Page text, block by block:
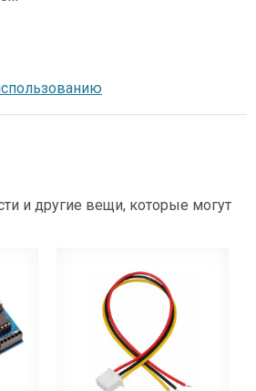
и другие вещи, которые могут